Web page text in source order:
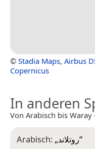
© Stadia Maps, Airbus
Copernicus
In anderen
Von Arabisch bis
Arabisch: „روتلاند“